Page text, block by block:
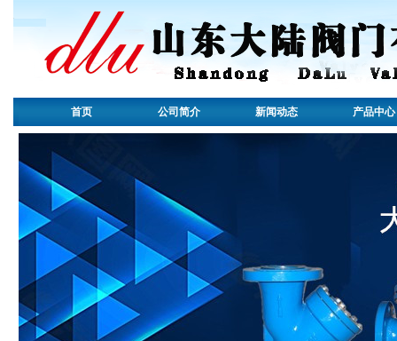
首页 公司简介 新闻动态 产品中心